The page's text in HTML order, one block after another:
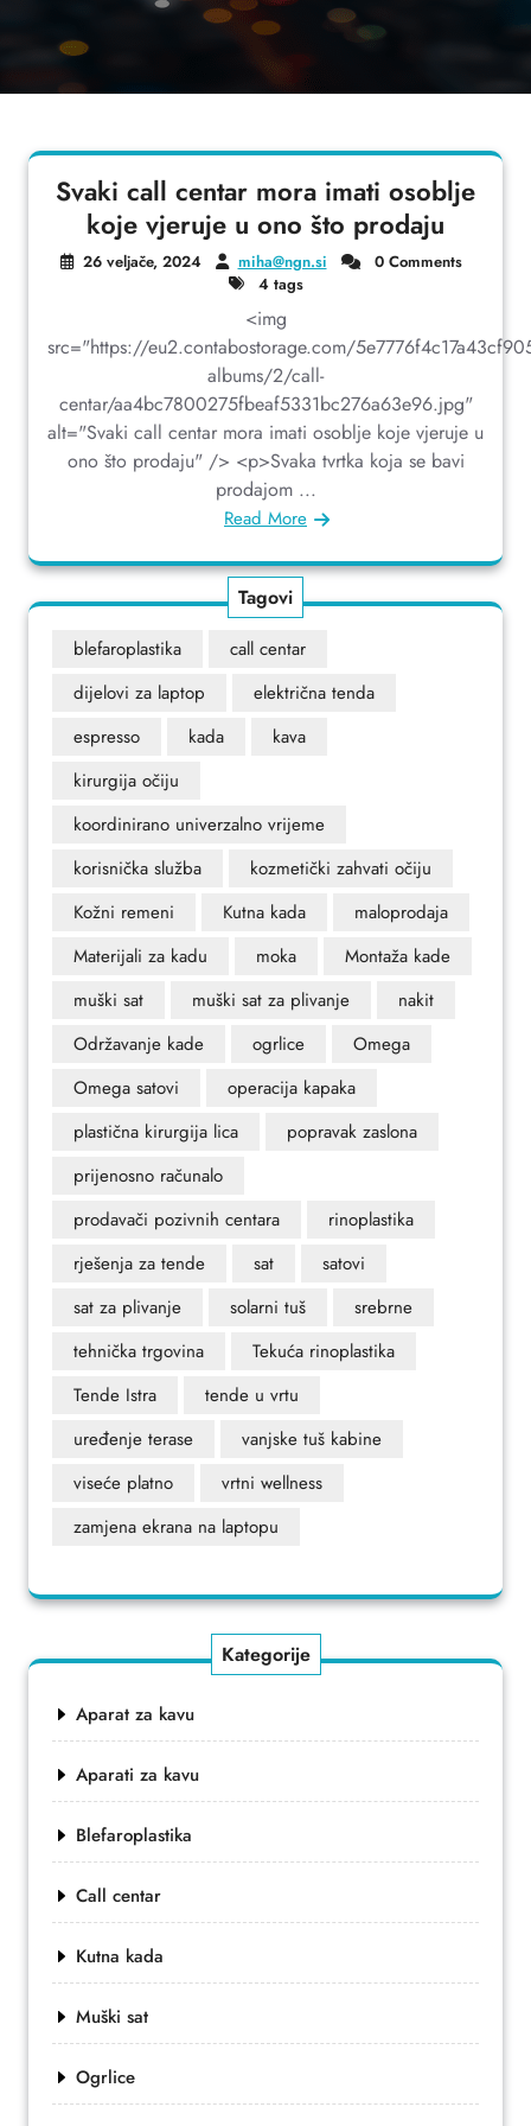
Svaki call centar mora imati osoblje
koje vjeruje u ono što prodaju
26 veljače, 2024 miha@ngn.si
0 Comments
4 tags
<img
src="https://eu2.contabostorage.com/
albums/2/call-
centar/aa4bc7800275fbeaf5331bc276a63e96.jpg"
alt="Svaki call centar mora imati osoblje koje vjeruje u
ono što prodaju" /> <p>Svaka tvrtka koja se bavi
prodajom ...
Read More
Tagovi
blefaroplastika
call centar
dijelovi za laptop
električna tenda
espresso
kada
kava
kirurgija očiju
koordinirano univerzalno vrijeme
korisnička služba
kozmetički zahvati očiju
Kožni remeni
Kutna kada
maloprodaja
Materijali za kadu
moka
Montaža kade
muški sat
muški sat za plivanje
nakit
Održavanje kade
ogrlice
Omega
Omega satovi
operacija kapaka
plastična kirurgija lica
popravak zaslona
prijenosno računalo
prodavači pozivnih centara
rinoplastika
rješenja za tende
sat
satovi
sat za plivanje
solarni tuš
srebrne
tehnička trgovina
Tekuća rinoplastika
Tende Istra
tende u vrtu
uređenje terase
vanjske tuš kabine
viseće platno
vrtni wellness
zamjena ekrana na laptopu
Kategorije
Aparat za kavu
Aparati za kavu
Blefaroplastika
Call centar
Kutna kada
Muški sat
Ogrlice